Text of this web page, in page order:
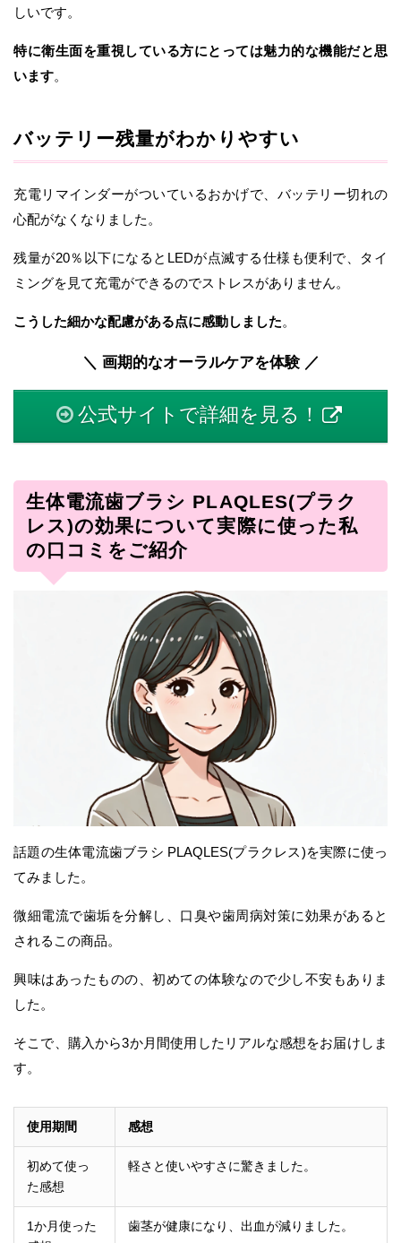
しいです。
特に衛生面を重視している方にとっては魅力的な機能だと思
います。
バッテリー残量がわかりやすい
充電リマインダーがついているおかげで、バッテリー切れの
心配がなくなりました。
残量が20％以下になるとLEDが点滅する仕様も便利で、タイ
ミングを見て充電ができるのでストレスがありません。
こうした細かな配慮がある点に感動しました。
＼ 画期的なオーラルケアを体験 ／
公式サイトで詳細を見る！
生体電流歯ブラシ PLAQLES(プラク
レス)の効果について実際に使った私
の口コミをご紹介
話題の生体電流歯ブラシ PLAQLES(プラクレス)を実際に使っ
てみました。
微細電流で歯垢を分解し、口臭や歯周病対策に効果があると
されるこの商品。
興味はあったものの、初めての体験なので少し不安もありま
した。
そこで、購入から3か月間使用したリアルな感想をお届けしま
す。
使用期間 感想
初めて使っ
た感想
軽さと使いやすさに驚きました。
1か月使った
歯茎が健康になり、出血が減りました。